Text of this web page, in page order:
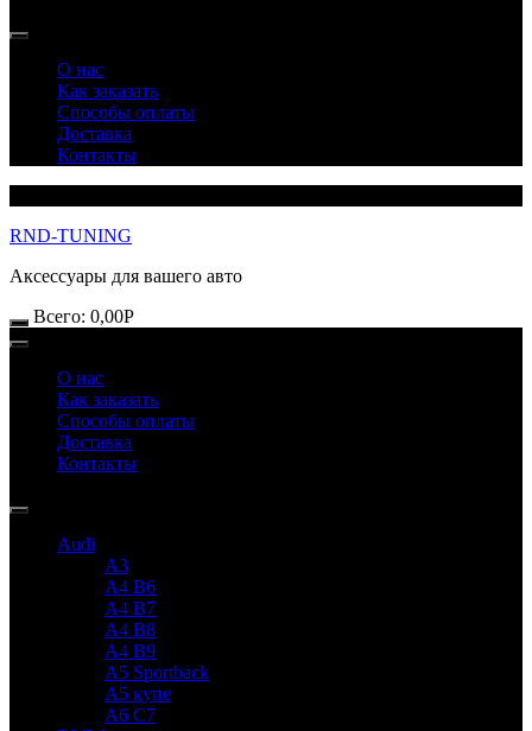
О нас
Как заказать
Способы оплаты
Доставка
Контакты
RND-TUNING
Аксессуары для вашего авто
Всего: 0,00Р
О нас
Как заказать
Способы оплаты
Доставка
Контакты
Audi
A3
A4 B6
A4 B7
A4 B8
A4 B9
A5 Sportback
A5 купе
A6 C7